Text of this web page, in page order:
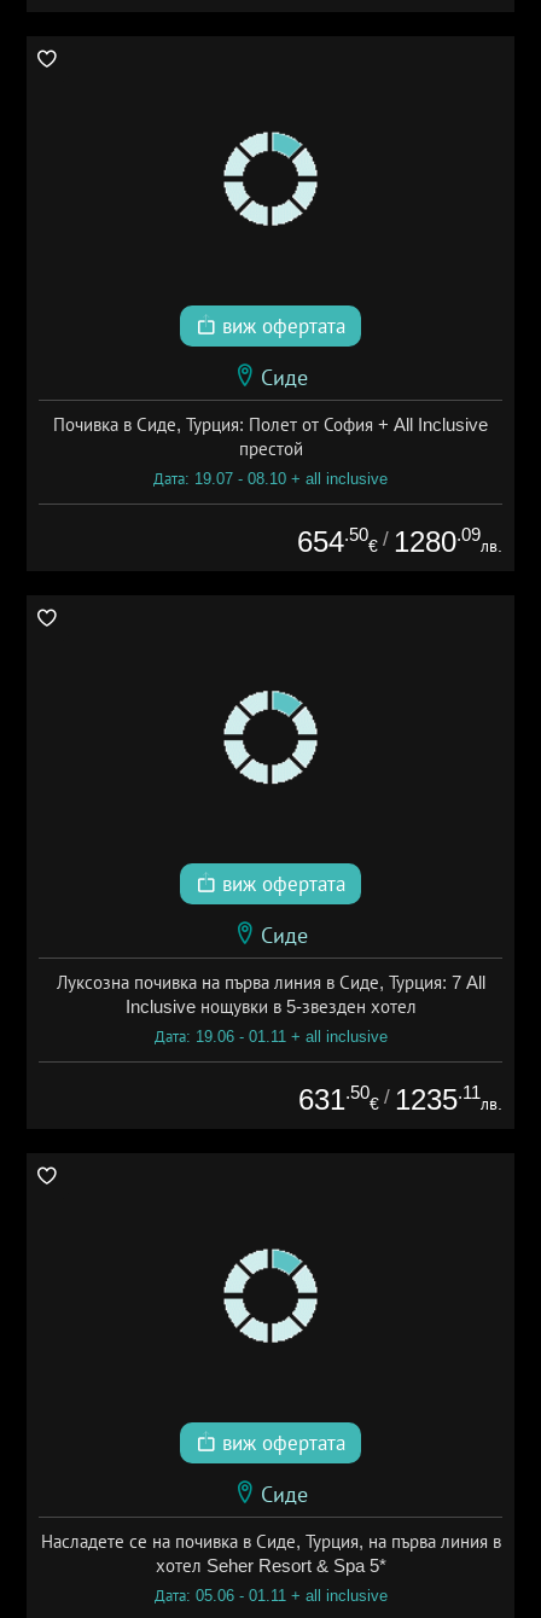
виж офертата
Сиде
Почивка в Сиде, Турция: Полет от София + All Inclusive
престой
Дата: 19.07 - 08.10 + all inclusive
654.50
€ / 1280.09
лв.
виж офертата
Сиде
Луксозна почивка на първа линия в Сиде, Турция: 7 All
Inclusive нощувки в 5-звезден хотел
Дата: 19.06 - 01.11 + all inclusive
631.50
€ / 1235.11
лв.
виж офертата
Сиде
Насладете се на почивка в Сиде, Турция, на първа линия в
хотел Seher Resort & Spa 5*
Дата: 05.06 - 01.11 + all inclusive